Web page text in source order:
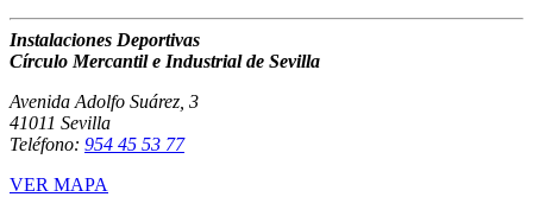
Instalaciones Deportivas
Círculo Mercantil e Industrial de Sevilla
Avenida Adolfo Suárez, 3
41011 Sevilla
Teléfono: 954 45 53 77
VER MAPA